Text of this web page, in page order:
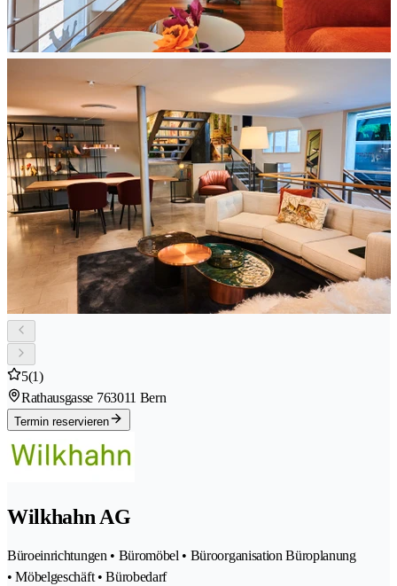
5(1)
Rathausgasse 763011 Bern
Termin reservieren
Wilkhahn AG
Büroeinrichtungen • Büromöbel • Büroorganisation Büroplanung
• Möbelgeschäft • Bürobedarf